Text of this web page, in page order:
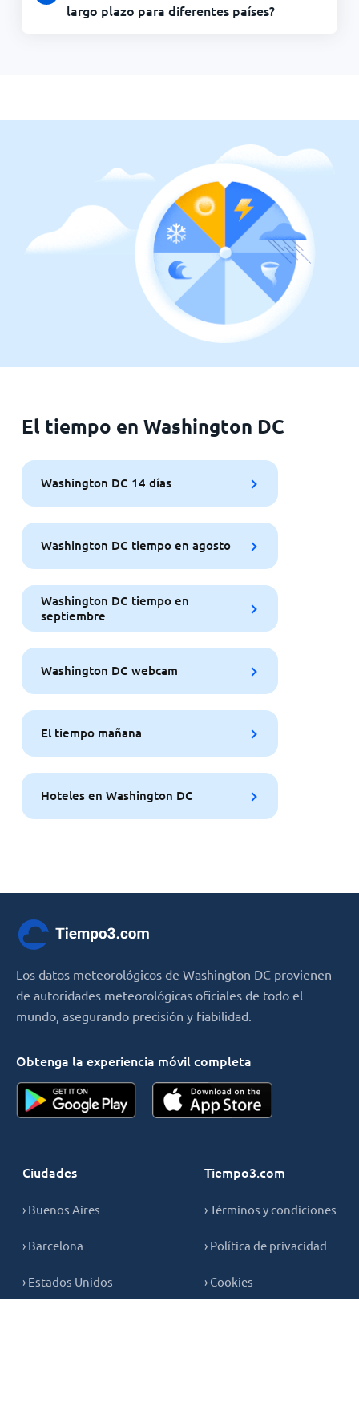
largo plazo para diferentes países?
El tiempo en Washington DC
Washington DC 14 días
Washington DC tiempo en agosto
Washington DC tiempo en
septiembre
Washington DC webcam
El tiempo mañana
Hoteles en Washington DC
Los datos meteorológicos de Washington DC provienen
de autoridades meteorológicas oficiales de todo el
mundo, asegurando precisión y fiabilidad.
Obtenga la experiencia móvil completa
Ciudades
› Buenos Aires
› Barcelona
› Estados Unidos
Tiempo3.com
› Términos y condiciones
› Política de privacidad
› Cookies